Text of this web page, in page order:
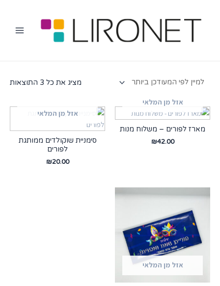
מציג את כל 3 התוצאות
אזל מן המלאי
מארז לפורים – משלוח מנות
₪42.00
אזל מן המלאי
סימניית שוקולדים ממותגת
לפורים
₪20.00
אזל מן המלאי